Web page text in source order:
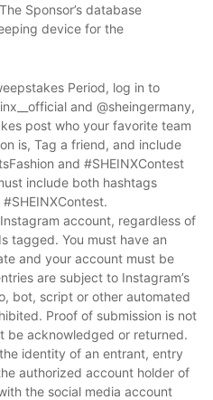
Sponsor’s database
device for the
Period, log in to
and @sheingermany,
post who your favorite team
is, Tag a friend, and include
and #SHEINXContest
include both hashtags
account, regardless of
tagged. You must have an
and your account must be
are subject to Instagram’s
bot, script or other automated
Proof of submission is not
be acknowledged or returned.
identity of an entrant, entry
authorized account holder of
the social media account